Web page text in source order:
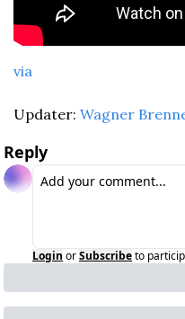
via
Updater: Wagner
Reply
Login orSubscribeto